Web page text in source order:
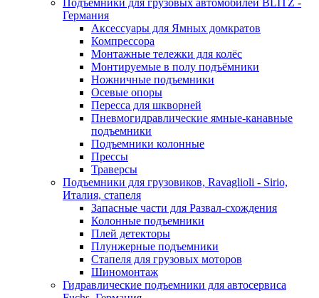
Подъемники для грузовых автомобилей BLITZ -
Германия
Аксессуары для Ямных домкратов
Компрессора
Монтажные тележки для колёс
Монтируемые в полу подъёмники
Ножничные подъемники
Осевые опоры
Пересса для шкворней
Пневмогидравлические ямные-канавные
подъемники
Подъемники колонные
Прессы
Траверсы
Подъемники для грузовиков, Ravaglioli - Sirio,
Италия, стапеля
Запасные части для Развал-схождения
Колонные подъемники
Плей детекторы
Плунжерные подъемники
Стапеля для грузовых моторов
Шиномонтаж
Гидравлические подъемники для автосервиса